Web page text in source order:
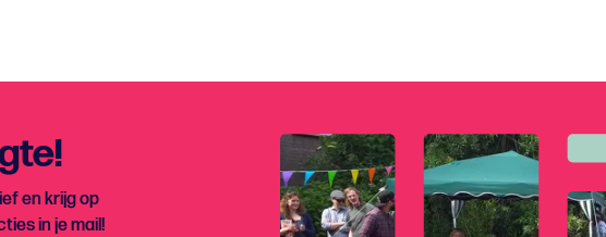
en krijg op
in je mail!